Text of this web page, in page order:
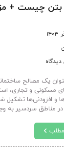
چیست +
یک مصالح
مسکونی و تجاری،
و افزودنی‌ها
در مناطق سردسیر به
مطلب